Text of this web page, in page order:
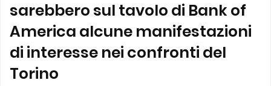
sarebbero sul tavolo di Bank of
America alcune manifestazioni
di interesse nei confronti del
Torino